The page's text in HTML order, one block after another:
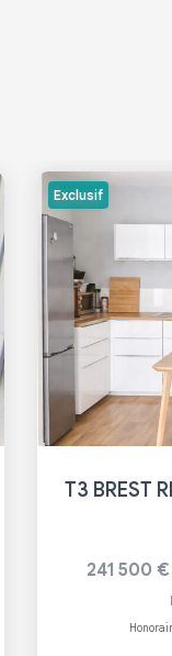
Exclusif
241 500 €